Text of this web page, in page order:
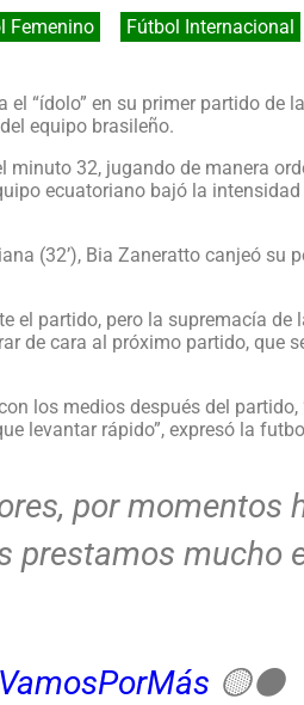
Femenino
Fútbol Internacional
el “ídolo” en su primer partido de
equipo brasileño.
minuto 32, jugando de manera
ecuatoriano bajó la
(32’), Bia Zaneratto canjeó su
el partido, pero la supremacía de
de cara al próximo partido, que
los medios después del
levantar rápido”, expresó la
por momentos
prestamos mucho
🟡⚫️